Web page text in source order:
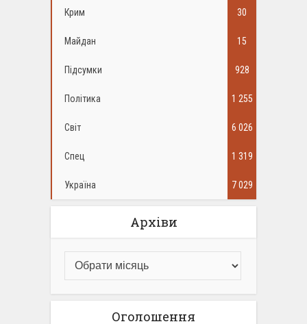
Крим 30
Майдан 15
Підсумки 928
Політика 1 255
Світ 6 026
Спец 1 319
Україна 7 029
Архіви
Оголошення